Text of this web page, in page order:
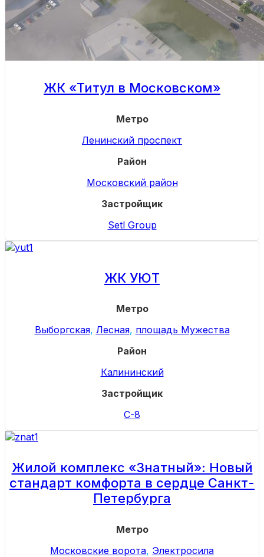
ЖК «Титул в Московском»
Метро
Ленинский проспект
Район
Московский район
Застройщик
Setl Group
ЖК УЮТ
Метро
Выборгская, Лесная, площадь Мужества
Район
Калининский
Застройщик
С-8
Жилой комплекс «Знатный»: Новый
стандарт комфорта в сердце Санкт-
Петербурга
Метро
Московские ворота, Электросила